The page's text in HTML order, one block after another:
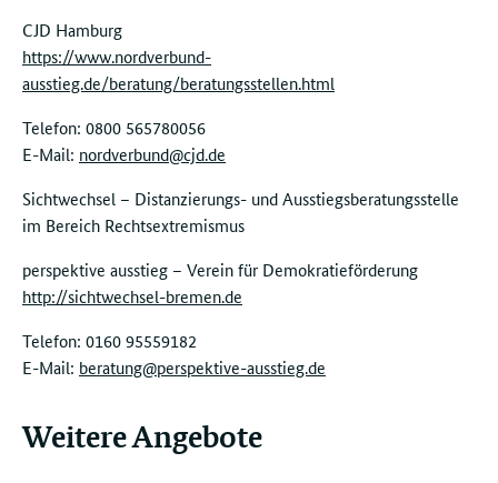
CJD Hamburg
https://www.nordverbund-
ausstieg.de/beratung/beratungsstellen.html
Telefon: 0800 565780056
E-Mail: nordverbund@cjd.de
Sichtwechsel – Distanzierungs- und Ausstiegsberatungsstelle
im Bereich Rechtsextremismus
perspektive ausstieg – Verein für Demokratieförderung
http://sichtwechsel-bremen.de
Telefon: 0160 95559182
E-Mail: beratung@perspektive-ausstieg.de
Weitere Angebote